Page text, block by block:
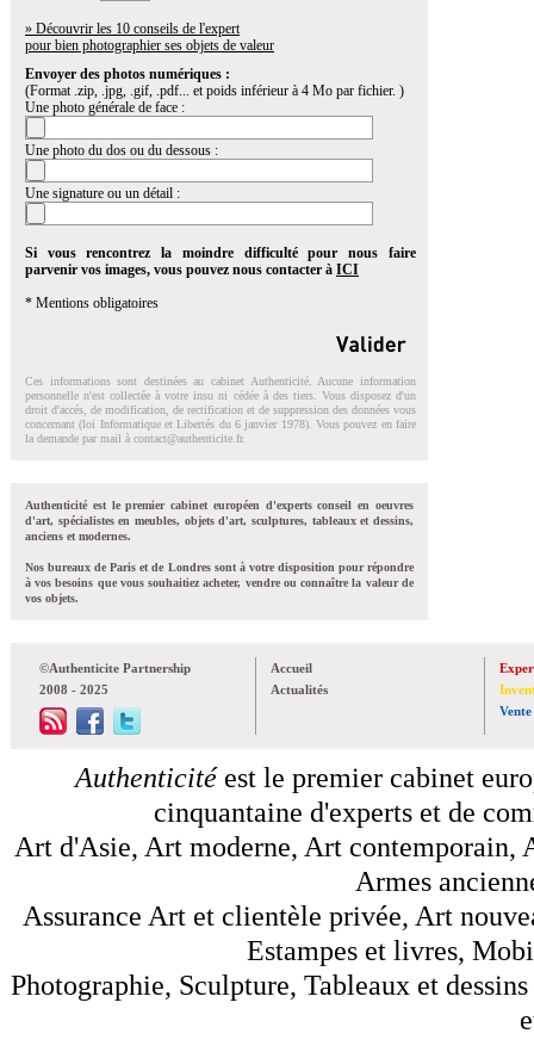
» Découvrir les 10 conseils de l'expert
pour bien photographier ses objets de valeur
Envoyer des photos numériques :
(Format .zip, .jpg, .gif, .pdf... et poids inférieur à 4 Mo par fichier. )
Une photo générale de face :
Une photo du dos ou du dessous :
Une signature ou un détail :
Si vous rencontrez la moindre difficulté pour nous faire
parvenir vos images, vous pouvez nous contacter à ICI
* Mentions obligatoires
Ces informations sont destinées au cabinet Authenticité. Aucune information
personnelle n'est collectée à votre insu ni cédée à des tiers. Vous disposez d'un
droit d'accés, de modification, de rectification et de suppression des données vous
concernant (loi Informatique et Libertés du 6 janvier 1978). Vous pouvez en faire
la demande par mail à contact@authenticite.fr.
Authenticité est le premier cabinet européen d'experts conseil en oeuvres
d'art, spécialistes en meubles, objets d'art, sculptures, tableaux et dessins,
anciens et modernes.
Nos bureaux de Paris et de Londres sont à votre disposition pour répondre
à vos besoins que vous souhaitiez acheter, vendre ou connaître la valeur de
vos objets.
©Authenticite Partnership
2008 - 2025
Accueil
Actualités
Vente
Authenticitéest le premier cabinet
cinquantaine d'experts et de
Art d'Asie, Art moderne, Art contemporain,
Armes
Assurance Art et clientèle privée, Art
Estampes et livres,
Photographie, Sculpture, Tableaux et